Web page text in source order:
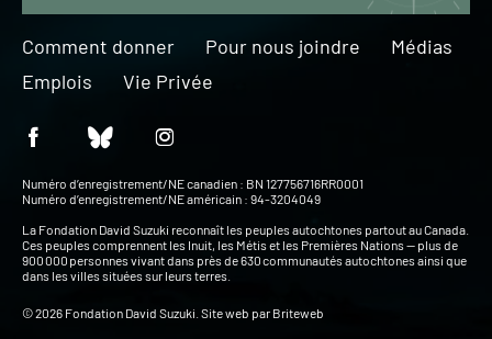
Comment donner Pour nous joindre
Médias
Emplois
Vie Privée
Numéro d’enregistrement/NE canadien : BN 127756716RR0001
Numéro d’enregistrement/NE américain : 94-3204049
La Fondation David Suzuki reconnaît les peuples autochtones partout au Canada.
Ces peuples comprennent les Inuit, les Métis et les Premières Nations — plus de
900 000 personnes vivant dans près de 630 communautés autochtones ainsi que
dans les villes situées sur leurs terres.
© 2026 Fondation David Suzuki. Site web par Briteweb